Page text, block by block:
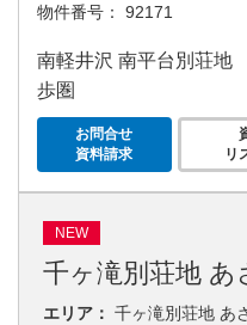
物件番号： 92171
南軽井沢 南平台別荘地
歩圏
お問合せ
資料請求
リ
千ヶ滝別荘地 あ
NEW
エリア： 千ヶ滝別荘地 あ